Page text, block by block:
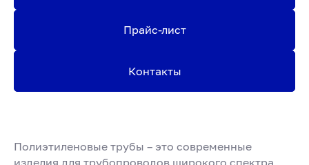
Прайс-лист
Контакты
Полиэтиленовые трубы – это современные
изделия для трубопроводов широкого спектра